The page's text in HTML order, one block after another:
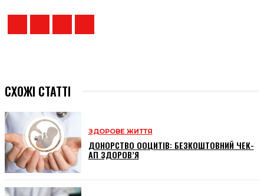
СХОЖІ СТАТТІ
ЗДОРОВЕ ЖИТТЯ
ДОНОРСТВО ООЦИТІВ: БЕЗКОШТОВНИЙ ЧЕК-
АП ЗДОРОВ’Я